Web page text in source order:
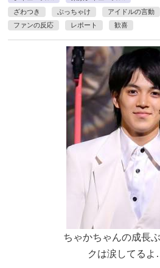
ざわつき
ぶっちゃけ アイドルの言動
ファンの反応
レポート 歓喜
ちゃかちゃんの成長
クは涙してる